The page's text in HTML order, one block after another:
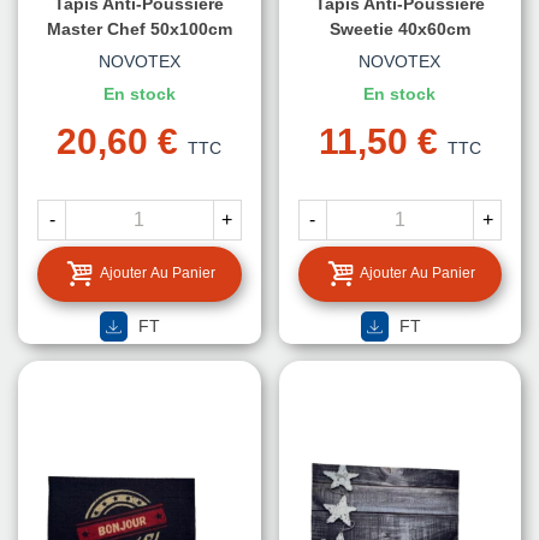
Master Chef 50x100cm
NOVOTEX
En stock
20,60 € TTC
- +
Ajouter Au Panier
FT
Sweetie 40x60cm
NOVOTEX
En stock
11,50 € TTC
- +
Ajouter Au Panier
FT